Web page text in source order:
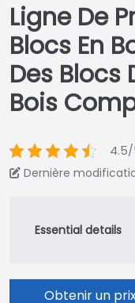
Ligne De
Blocs En
Des Blocs
Bois
Dernière
Obtenir un